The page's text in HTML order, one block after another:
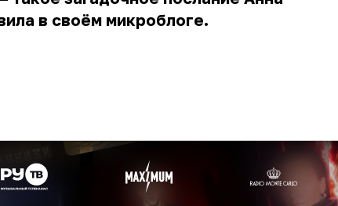
в своём микроблоге.